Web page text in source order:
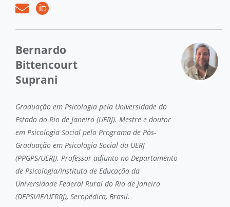
Bernardo
Bittencourt
Suprani
Graduação em Psicologia pela Universidade do
Estado do Rio de Janeiro (UERJ). Mestre e doutor
em Psicologia Social pelo Programa de Pós-
Graduação em Psicologia Social da UERJ
(PPGPS/UERJ). Professor adjunto no Departamento
de Psicologia/Instituto de Educação da
Universidade Federal Rural do Rio de Janeiro
(DEPSI/IE/UFRRJ), Seropédica, Brasil.